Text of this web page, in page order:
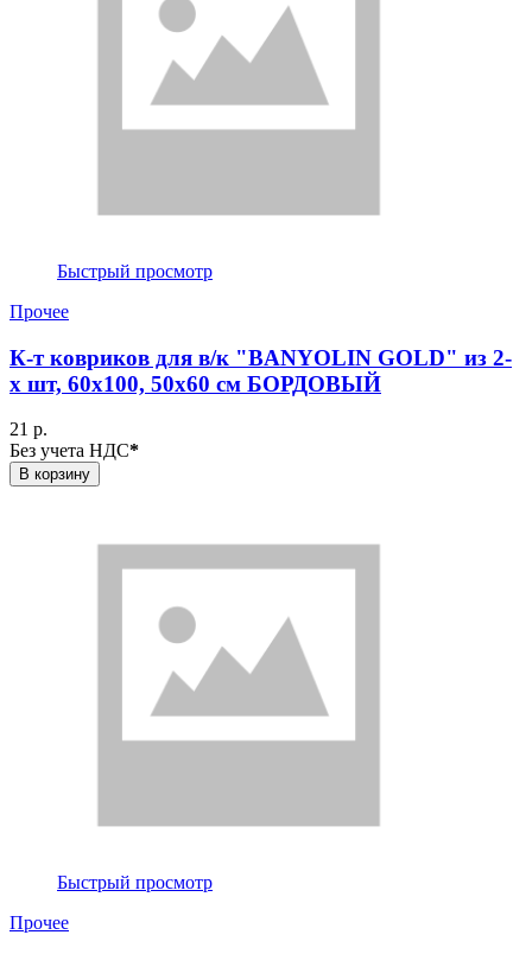
Быстрый просмотр
Прочее
К-т ковриков для в/к "BANYOLIN GOLD" из 2-
х шт, 60х100, 50х60 см БОРДОВЫЙ
21 р.
Без учета НДС*
В корзину
Быстрый просмотр
Прочее